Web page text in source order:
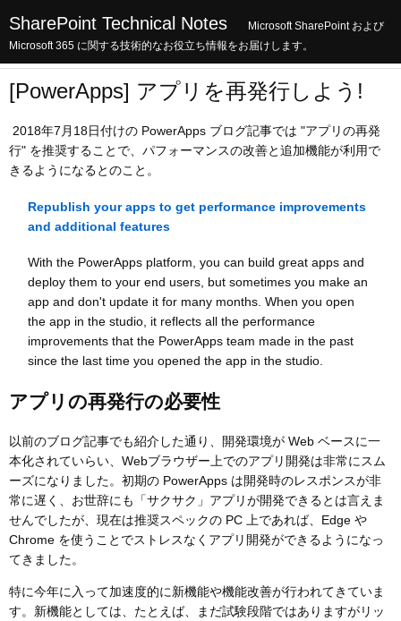
SharePoint Technical Notes
Microsoft SharePoint および
Microsoft 365 に関する技術的なお役立ち情報をお届けします。
[PowerApps] アプリを再発行しよう!
2018年7月18日付けの PowerApps ブログ記事では "アプリの再発
行" を推奨することで、パフォーマンスの改善と追加機能が利用で
きるようになるとのこと。
Republish your apps to get performance improvements
and additional features
With the PowerApps platform, you can build great apps and
deploy them to your end users, but sometimes you make an
app and don't update it for many months. When you open
the app in the studio, it reflects all the performance
improvements that the PowerApps team made in the past
since the last time you opened the app in the studio.
アプリの再発行の必要性
以前のブログ記事でも紹介した通り、開発環境が Web ベースに一
本化されていらい、Webブラウザー上でのアプリ開発は非常にスム
ーズになりました。初期の PowerApps は開発時のレスポンスが非
常に遅く、お世辞にも「サクサク」アプリが開発できるとは言えま
せんでしたが、現在は推奨スペックの PC 上であれば、Edge や
Chrome を使うことでストレスなくアプリ開発ができるようになっ
てきました。
特に今年に入って加速度的に新機能や機能改善が行われてきていま
す。新機能としては、たとえば、まだ試験段階ではありますがリッ